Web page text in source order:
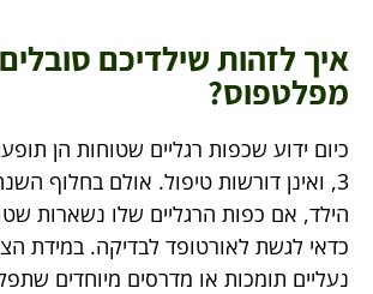
איך לזהות שילדיכם סובלים
מפלטפוס?
כיום ידוע שכפות רגליים שטוחות הן
3, ואינן דורשות טיפול. אולם בחלוף
הילד, אם כפות הרגליים שלו נשארות
כדאי לגשת לאורטופד לבדיקה. במידת
נעליים תומכות או מדרסים מיוחדים